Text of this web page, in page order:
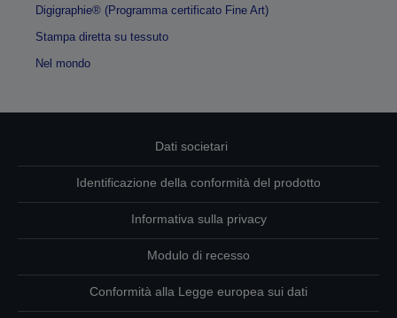
Digigraphie® (Programma certificato Fine Art)
Stampa diretta su tessuto
Nel mondo
Dati societari
Identificazione della conformità del prodotto
Informativa sulla privacy
Modulo di recesso
Conformità alla Legge europea sui dati